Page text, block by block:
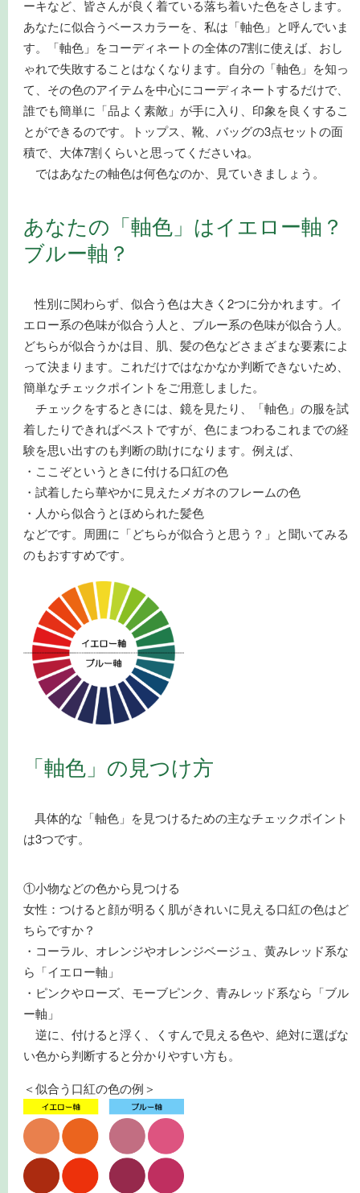
ーキなど、皆さんが良く着ている落ち着いた色をさします。
あなたに似合うベースカラーを、私は「軸色」と呼んでいま
す。「軸色」をコーディネートの全体の7割に使えば、おし
ゃれで失敗することはなくなります。自分の「軸色」を知っ
て、その色のアイテムを中心にコーディネートするだけで、
誰でも簡単に「品よく素敵」が手に入り、印象を良くするこ
とができるのです。トップス、靴、バッグの3点セットの面
積で、大体7割くらいと思ってくださいね。
ではあなたの軸色は何色なのか、見ていきましょう。
あなたの「軸色」はイエロー軸？
ブルー軸？
性別に関わらず、似合う色は大きく2つに分かれます。イ
エロー系の色味が似合う人と、ブルー系の色味が似合う人。
どちらが似合うかは目、肌、髪の色などさまざまな要素によ
って決まります。これだけではなかなか判断できないため、
簡単なチェックポイントをご用意しました。
チェックをするときには、鏡を見たり、「軸色」の服を試
着したりできればベストですが、色にまつわるこれまでの経
験を思い出すのも判断の助けになります。例えば、
・ここぞというときに付ける口紅の色
・試着したら華やかに見えたメガネのフレームの色
・人から似合うとほめられた髪色
などです。周囲に「どちらが似合うと思う？」と聞いてみる
のもおすすめです。
「軸色」の見つけ方
具体的な「軸色」を見つけるための主なチェックポイント
は3つです。
①小物などの色から見つける
女性：つけると顔が明るく肌がきれいに見える口紅の色はど
ちらですか？
・コーラル、オレンジやオレンジベージュ、黄みレッド系な
ら「イエロー軸」
・ピンクやローズ、モーブピンク、青みレッド系なら「ブル
ー軸」
逆に、付けると浮く、くすんで見える色や、絶対に選ばな
い色から判断すると分かりやすい方も。
＜似合う口紅の色の例＞